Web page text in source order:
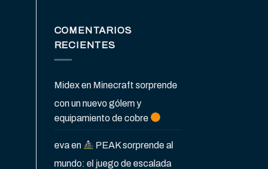
COMENTARIOS
RECIENTES
Midexen Minecraft sorprende
con un nuevo gólem y
equipamiento de cobre
evaen
PEAK sorprende al
mundo: el juego de escalada